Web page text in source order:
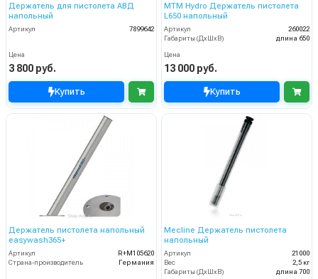
Держатель для пистолета АВД
напольный
Артикул 7899642
Цена
3 800 руб.
Купить
MTM Hydro Держатель пистолета
L650 напольный
Артикул
260022
Габариты (ДхШхВ)
длина 650
Цена
13 000 руб.
Купить
Держатель пистолета напольный
easywash365+
Артикул
R+M105620
Страна-производитель
Германия
Mecline Держатель пистолета
напольный
Артикул
21000
Вес
2,5 кг
Габариты (ДхШхВ)
длина 700